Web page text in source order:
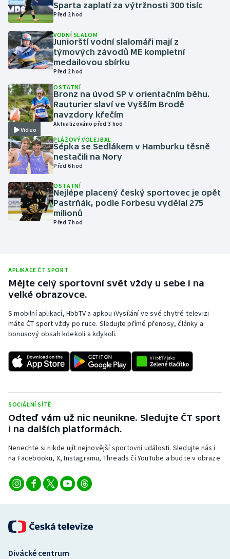
Judo
Krasobruslení
Lezení
Lyže a snowboard
Moderní pětiboj
Motorsport
Olympijské hry
Parasport
Plavání
Ragby
Rychlobruslení
Rychlostní kanoistika
Short track
Sportovní střelba
Triatlon
Vodní slalom
Volejbal
Sparta zaplatí za výtržnosti 300 tisíc
Před 2 hod
VODNÍ SLALOM
Juniorští vodní slalomáři mají z
týmových závodů ME kompletní
medailovou sbírku
Před 2 hod
Video
OSTATNÍ
Bronz na úvod SP v orientačním běhu.
Rauturier slaví ve Vyšším Brodě
navzdory křečím
Aktualizováno před 3 hod
PLÁŽOVÝ VOLEJBAL
Šépka se Sedlákem v Hamburku těsně
nestačili na Nory
Před 6 hod
OSTATNÍ
Nejlépe placený český sportovec je opět
Pastrňák, podle Forbesu vydělal 275
milionů
Před 7 hod
APLIKACE ČT SPORT
Mějte celý sportovní svět vždy u sebe i na
velké obrazovce.
S mobilní aplikací, HbbTV a apkou iVysílání ve své chytré televizi
máte ČT sport vždy po ruce. Sledujte přímé přenosy, články a
bonusový obsah kdekoli a kdykoli.
SOCIÁLNÍ SÍTĚ
Odteď vám už nic neunikne. Sledujte ČT sport
i na dalších platformách.
Nenechte si nikde ujít nejnovější sportovní události. Sledujte nás i
na Facebooku, X, Instagramu, Threads či YouTube a buďte v obraze.
Divácké centrum